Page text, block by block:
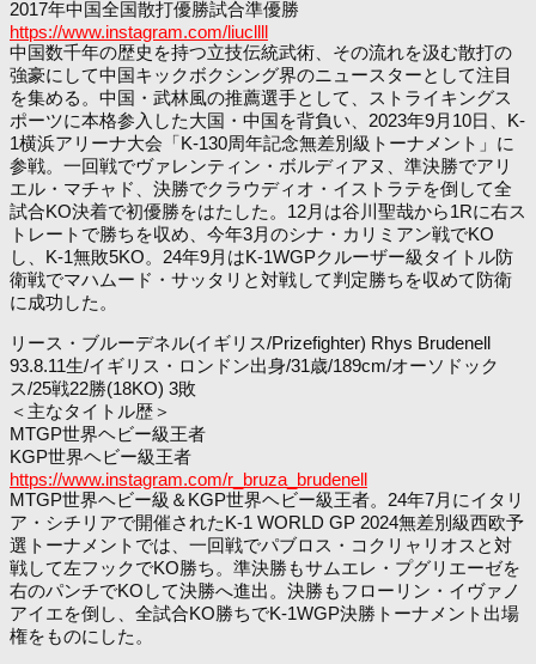
2017年中国全国散打優勝試合準優勝
https://www.instagram.com/liucllll
中国数千年の歴史を持つ立技伝統武術、その流れを汲む散打の
強豪にして中国キックボクシング界のニュースターとして注目
を集める。中国・武林風の推薦選手として、ストライキングス
ポーツに本格参入した大国・中国を背負い、2023年9月10日、K-
1横浜アリーナ大会「K-130周年記念無差別級トーナメント」に
参戦。一回戦でヴァレンティン・ボルディアヌ、準決勝でアリ
エル・マチャド、決勝でクラウディオ・イストラテを倒して全
試合KO決着で初優勝をはたした。12月は谷川聖哉から1Rに右ス
トレートで勝ちを収め、今年3月のシナ・カリミアン戦でKO
し、K-1無敗5KO。24年9月はK-1WGPクルーザー級タイトル防
衛戦でマハムード・サッタリと対戦して判定勝ちを収めて防衛
に成功した。
リース・ブルーデネル(イギリス/Prizefighter) Rhys Brudenell
93.8.11生/イギリス・ロンドン出身/31歳/189cm/オーソドック
ス/25戦22勝(18KO) 3敗
＜主なタイトル歴＞
MTGP世界ヘビー級王者
KGP世界ヘビー級王者
https://www.instagram.com/r_bruza_brudenell
MTGP世界ヘビー級＆KGP世界ヘビー級王者。24年7月にイタリ
ア・シチリアで開催されたK-1 WORLD GP 2024無差別級西欧予
選トーナメントでは、一回戦でパブロス・コクリャリオスと対
戦して左フックでKO勝ち。準決勝もサムエレ・プグリエーゼを
右のパンチでKOして決勝へ進出。決勝もフローリン・イヴァノ
アイエを倒し、全試合KO勝ちでK-1WGP決勝トーナメント出場
権をものにした。